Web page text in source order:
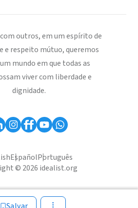
Salvar
outros, em um espírito de
e respeito mútuo, queremos
mundo em que todas as
viver com liberdade e
dignidade.
EspañolPortuguês
© 2026 idealist.org